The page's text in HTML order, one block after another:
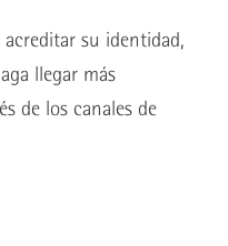
su identidad,
llegar más
de los canales de